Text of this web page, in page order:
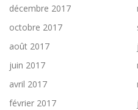
décembre 2017
octobre 2017
août 2017
juin 2017
avril 2017
février 2017